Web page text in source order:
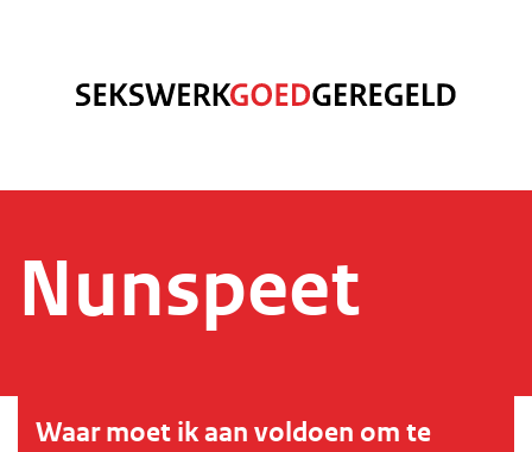
Nunspeet
Waar moet ik aan voldoen om te